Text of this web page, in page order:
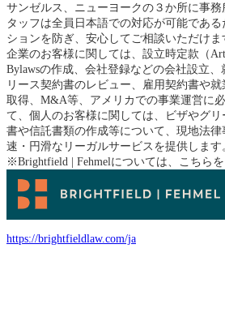
サンゼルス、ニューヨークの３か所に事
タッフは全員日本語での対応が可能であ
ションを防ぎ、安心してご相談いただけま
企業のお客様に関しては、設立時定款（
Bylawsの作成、会社登録などの会社設立
リース契約書のレビュー、雇用契約書や
取得、M&A等、アメリカでの事業運営に
て、個人のお客様に関しては、ビザやグ
書や信託書類の作成等について、現地法
速・円滑なリーガルサービスを提供します
※Brightfield | Fehmelについては、こちらを
https://brightfieldlaw.com/ja